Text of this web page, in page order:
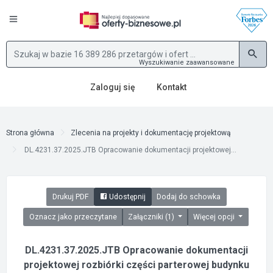
Wyszukiwanie zaawansowane
Zaloguj się Kontakt
Strona główna
Zlecenia na projekty i dokumentację projektową
DL.4231.37.2025.JTB Opracowanie dokumentacji projektowej...
Drukuj PDF Udostępnij Dodaj do schowka
Oznacz jako przeczytane Załączniki (1) Więcej opcji
DL.4231.37.2025.JTB Opracowanie dokumentacji
projektowej rozbiórki części parterowej budynku